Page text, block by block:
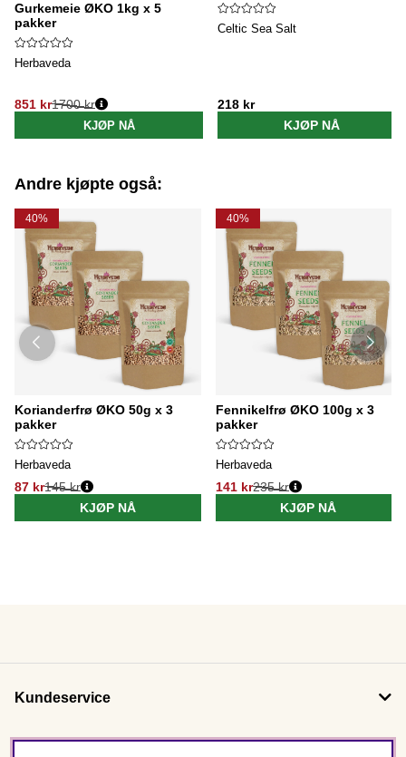
Gurkemeie ØKO 1kg x 5
pakker
Herbaveda
851 kr
Vanlig pris:
1700 kr
KJØP NÅ
Celtic Sea Salt
218 kr
KJØP NÅ
Andre kjøpte også:
40%
Korianderfrø ØKO 50g x 3
pakker
Herbaveda
87 kr145 kr
KJØP NÅ
40%
Fennikelfrø ØKO 100g x 3
pakker
Herbaveda
141 kr235 kr
KJØP NÅ
Kundeservice